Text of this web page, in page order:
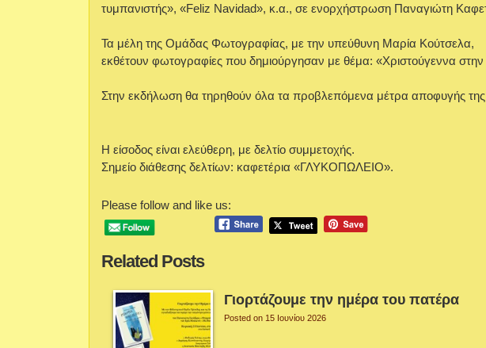
τυμπανιστής», «Feliz Navidad», κ.α., σε ενορχήστρωση Παναγιώτη
Τα μέλη της Ομάδας Φωτογραφίας, με την υπεύθυνη Μαρία Κούτσελα,
εκθέτουν φωτογραφίες που δημιούργησαν με θέμα: «Χριστούγεννα
Στην εκδήλωση θα τηρηθούν όλα τα προβλεπόμενα μέτρα αποφυγής
Η είσοδος είναι ελεύθερη, με δελτίο συμμετοχής.
Σημείο διάθεσης δελτίων: καφετέρια «ΓΛΥΚΟΠΩΛΕΙΟ».
Please follow and like us:
Related Posts
Γιορτάζουμε την ημέρα του πατέρα
Posted on 15 Ιουνίου 2026